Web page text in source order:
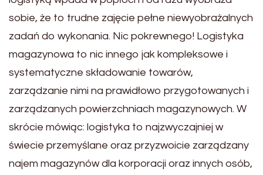
sobie, że to trudne zajęcie pełne niewyobrażalnych
zadań do wykonania. Nic pokrewnego! Logistyka
magazynowa to nic innego jak kompleksowe i
systematyczne składowanie towarów,
zarządzanie nimi na prawidłowo przygotowanych i
zarządzanych powierzchniach magazynowych. W
skrócie mówiąc: logistyka to najzwyczajniej w
świecie przemyślane oraz przyzwoicie zarządzany
najem magazynów dla korporacji oraz innych osób,